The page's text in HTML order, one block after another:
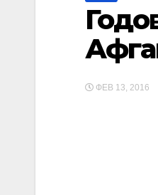
ФЕВ 13, 2016